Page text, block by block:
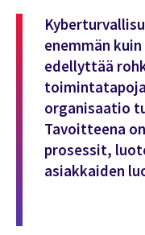
enemmän
edellyttää
organisaatio
Tavoitteena
prosessit,
asiakkaiden